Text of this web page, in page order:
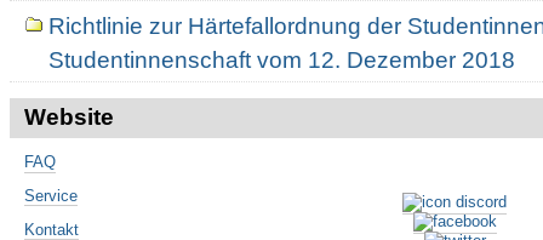
Richtlinie zur Härtefallordnung der
Studentinnenschaft vom 12. Dezember 2018
Website
FAQ
Service
Kontakt